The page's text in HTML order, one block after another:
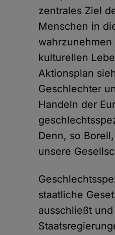
zentrales Ziel
Menschen in
kulturellen
Aktionsplan
Geschlechter
Handeln der
Denn, so
unsere
staatliche
ausschließt